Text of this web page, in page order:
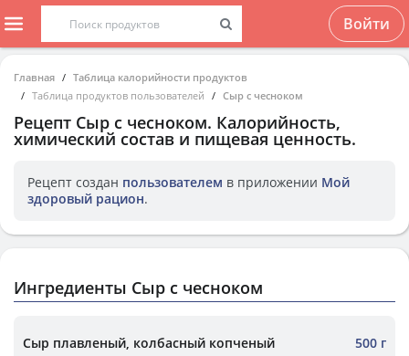
Войти
Главная
Таблица калорийности продуктов
Таблица продуктов пользователей
Сыр с чесноком
Рецепт Сыр с чесноком. Калорийность,
химический состав и пищевая ценность.
Рецепт создан пользователем в приложении Мой
здоровый рацион.
Ингредиенты Сыр с чесноком
Сыр плавленый, колбасный копченый 500 г